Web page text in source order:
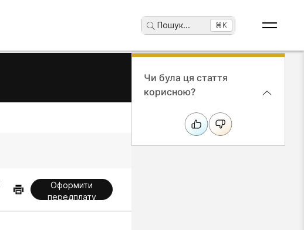
Пошук... ⌘K
Оформити
передплату
Чи була ця стаття
корисною?